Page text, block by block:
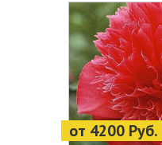
от 4200 Руб.